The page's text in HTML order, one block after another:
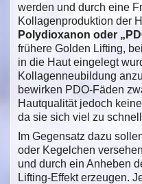
werden und durch eine
Kollagenproduktion der
Polydioxanon oder
frühere Golden Lifting,
in die Haut eingelegt
Kollagenneubildung
bewirken PDO-Fäden
Hautqualität jedoch
da sie sich viel zu
Im Gegensatz dazu
oder Kegelchen
und durch ein Anheben
Lifting-Effekt erzeugen.